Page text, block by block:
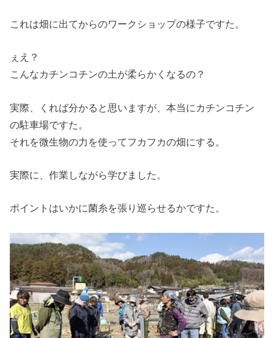
これは畑に出てからのワークショップの様子ですた。
ぇえ？
こんなカチンコチンの土が柔らかくなるの？
実際、くれば分かると思いますが、本当にカチンコチン
の駐車場ですた。
それを微生物の力を使ってフカフカの畑にする。
実際に、作業しながら学びました。
ポイントはいかに菌糸を張り巡らせるかですた。